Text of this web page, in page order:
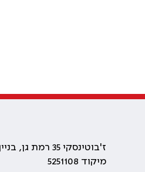
ז'בוטינסקי 35 רמת גן, בניין התאומים 2
מיקוד 5251108